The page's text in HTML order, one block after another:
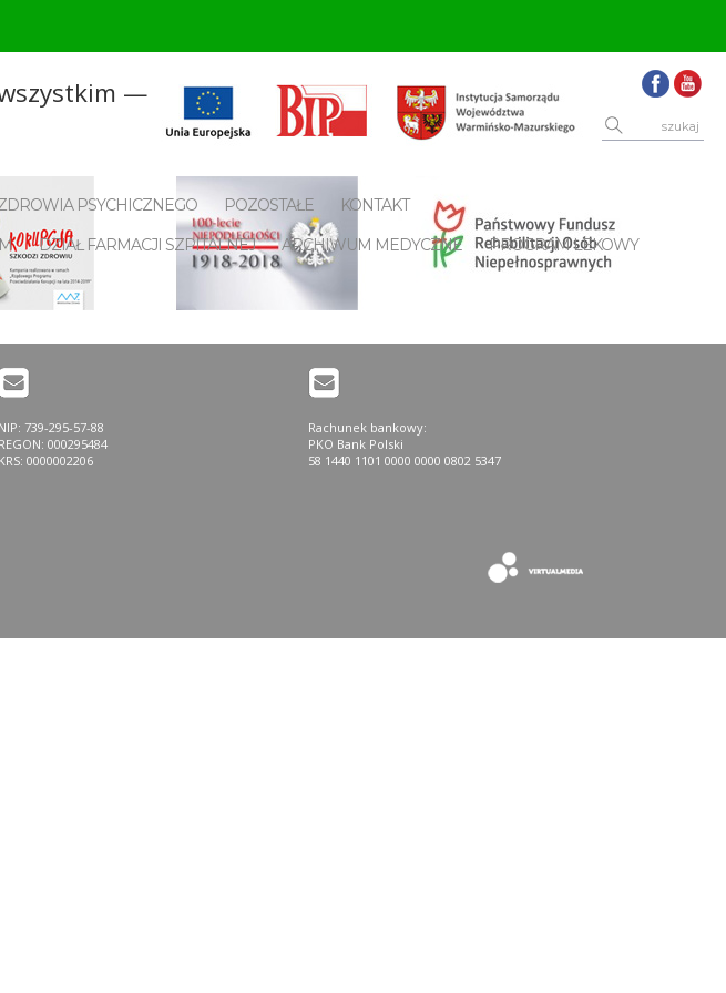
—
PSYCHICZNEGO POZOSTAŁE
KONTAKT
DZIAŁ FARMACJI SZPITALNEJ ARCHIWUM MEDYCZNE PROGRAM LEKOWY
2-24
NIP: 739-295-57-88
REGON: 000295484
KRS: 0000002206
Rachunek bankowy:
PKO Bank Polski
58 1440 1101 0000 0000 0802 5347